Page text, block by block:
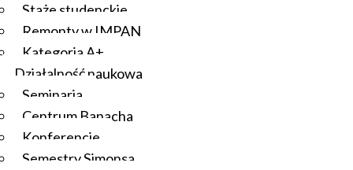
Staże studenckie
Remonty w IMPAN
Kategoria A+
Działalność naukowa
Seminaria
Centrum Banacha
Konferencje
Semestry Simonsa